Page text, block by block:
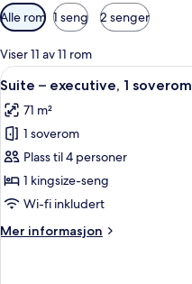
Tilgjengelige
filtre
for
rom
Alle rom 1 seng 2 senger
Viser 11 av 11 rom
Åpne
alle
bildene
av
Suite
–
executive,
soverom
11
Suite – executive, 1 soverom
71 m²
1 soverom
Plass til 4 personer
1 kingsize-seng
Wi-fi inkludert
Mer informasjon
Mer